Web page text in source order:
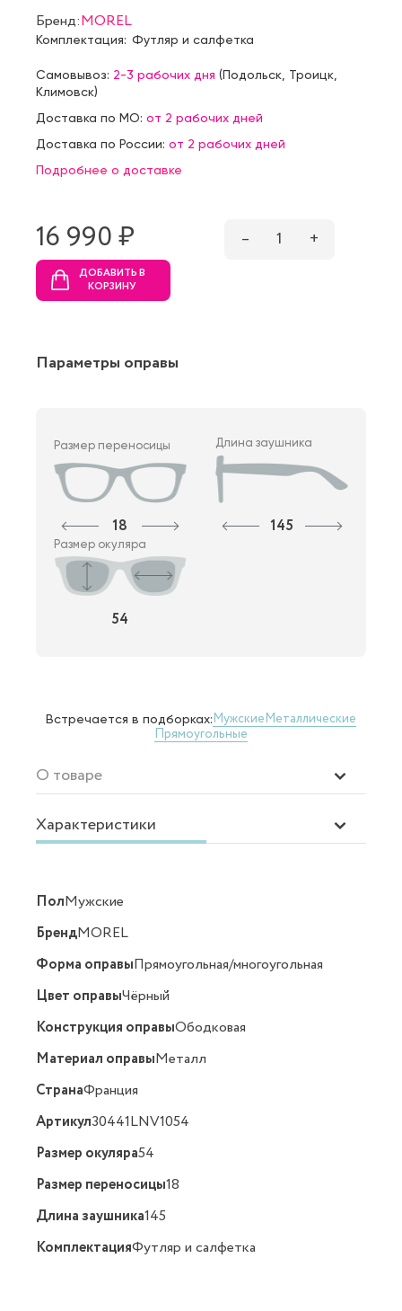
Бренд:MOREL
Комплектация: Футляр и салфетка
Самовывоз: 2-3 рабочих дня (Подольск Троицк
Климовск)
Доставка по МО: от 2 рабочих дней
Доставка по России: от 2 рабочих дней
Подробнее о доставке
16 990 ₷ – 1 +
ДОБАВИТЬ В
КОРЗИНУ
Параметры оправы
Размер переносицы
18
Длина заушника
145
Размер окуляра
54
Встречается в подборках:МужскиеМеталлические
Прямоугольные
О товаре
Характеристики
ПолМужские
БрендMOREL
Форма оправыПрямоугольная/многоугольная
Цвет оправыЧёрный
Конструкция оправыОбодковая
Материал оправыМеталл
СтранаФранция
Артикул30441LNV1054
Размер окуляра54
Размер переносицы18
Длина заушника145
КомплектацияФутляр и салфетка